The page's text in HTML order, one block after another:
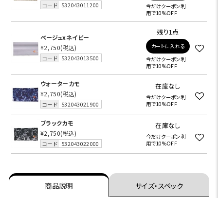
コード 532043011200
今だけクーポン利
用で10%OFF
ベージュxネイビー
¥2,750(税込)
コード 532043013500
残り1点
カートに入れる
今だけクーポン利
用で10%OFF
ウォーターカモ
¥2,750(税込)
コード 532043021900
在庫なし
今だけクーポン利
用で10%OFF
ブラックカモ
¥2,750(税込)
コード 532043022000
在庫なし
今だけクーポン利
用で10%OFF
商品説明 サイズ・スペック